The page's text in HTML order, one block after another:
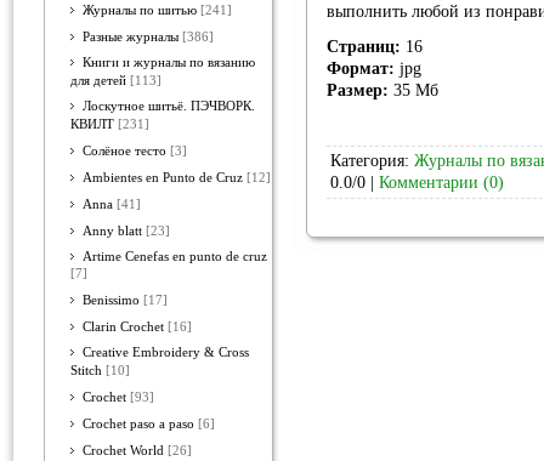
Журналы по шитью [241]
Разные журналы [386]
Книги и журналы по вязанию
для детей [113]
Лоскутное шитьё. ПЭЧВОРК.
КВИЛТ [231]
Солёное тесто [3]
Ambientes en Punto de Cruz [12]
Anna [41]
Anny blatt [23]
Artime Cenefas en punto de cruz
[7]
Benissimo [17]
Clarin Crochet [16]
Creative Embroidery & Cross
Stitch [10]
Crochet [93]
Crochet paso a paso [6]
Crochet World [26]
выполнить любой из
Страниц: 16
Формат: jpg
Размер: 35 Мб
Категория: Журналы по
0.0/0 | Комментарии (0)